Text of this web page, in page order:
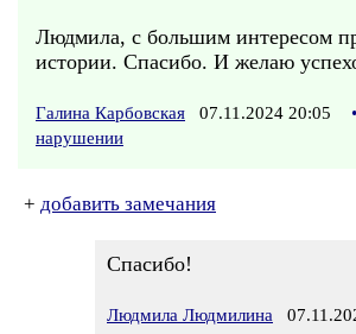
Людмила, с большим интересом
истории. Спасибо. И желаю
Галина Карбовская 07.11.2024 20:05 •
нарушении
+ добавить замечания
Спасибо!
Людмила Людмилина